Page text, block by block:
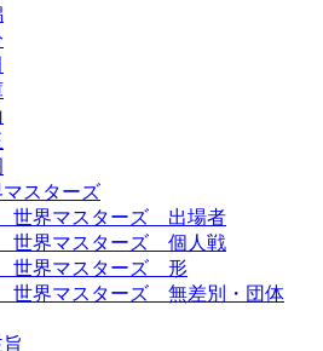
スターズ
世界マスターズ 出場者
世界マスターズ 個人戦
世界マスターズ 形
世界マスターズ 無差別・団体